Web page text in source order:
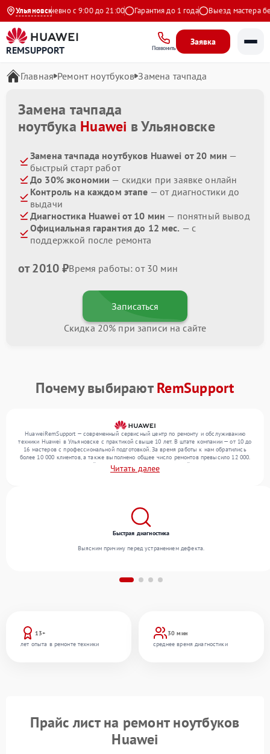
Ульяновск
Ежедневно с 9:00 до 21:00 Гарантия до 1 года Выезд мастера
REMSUPPORT Позвонить
Заявка
Главная Ремонт ноутбуков Замена тачпада
Замена тачпада
ноутбука Huawei в Ульяновске
Замена тачпада ноутбуков Huawei от 20 мин —
быстрый старт работ
До 30% экономии — скидки при заявке онлайн
Контроль на каждом этапе — от диагностики до
выдачи
Диагностика Huawei от 10 мин — понятный вывод
Официальная гарантия до 12 мес. — с
поддержкой после ремонта
от 2010 ₽Время работы: от 30 мин
Записаться
Скидка 20% при записи на сайте
Почему выбираютRemSupport
HuaweiRemSupport — современный сервисный центр по ремонту и обслуживанию
техники Huawei в Ульяновске с практикой свыше 10 лет. В штате компании — от 10 до
16 мастеров с профессиональной подготовкой. За время работы к нам обратились
более 10 000 клиентов, а также выполнено общее число ремонтов превысило 12 000.
Ежемесячно в сервисный центр поступает более 300 устройств, включая , , . Мы
выполняем ремонт различного уровня сложности и предлагаем стабильный уровень
Читать далее
13+
лет опыта в ремонте техники
30 мин
среднее время диагностики
Быстрая диагностика
Выясним причину перед устранением дефекта.
Прайс лист на ремонт ноутбуков
Huawei